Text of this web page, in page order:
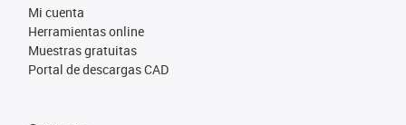
Mi cuenta
Herramientas online
Muestras gratuitas
Portal de descargas CAD